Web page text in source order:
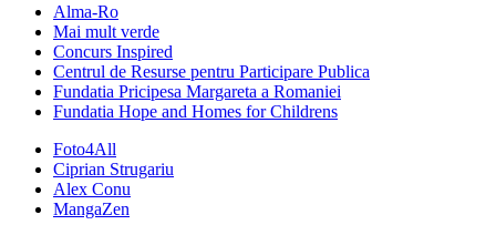
Alma-Ro
Mai mult verde
Concurs Inspired
Centrul de Resurse pentru Participare Publica
Fundatia Pricipesa Margareta a Romaniei
Fundatia Hope and Homes for Childrens
Foto4All
Ciprian Strugariu
Alex Conu
MangaZen